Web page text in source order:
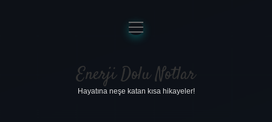
Anasayfa
Gizlilik Politikası
Yasal Uyarı
menüyü
aç
Enerji Dolu Notlar
Hayatına neşe katan kısa hikayeler!